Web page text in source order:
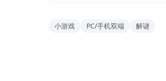
小游戏 PC/手机双端 解谜